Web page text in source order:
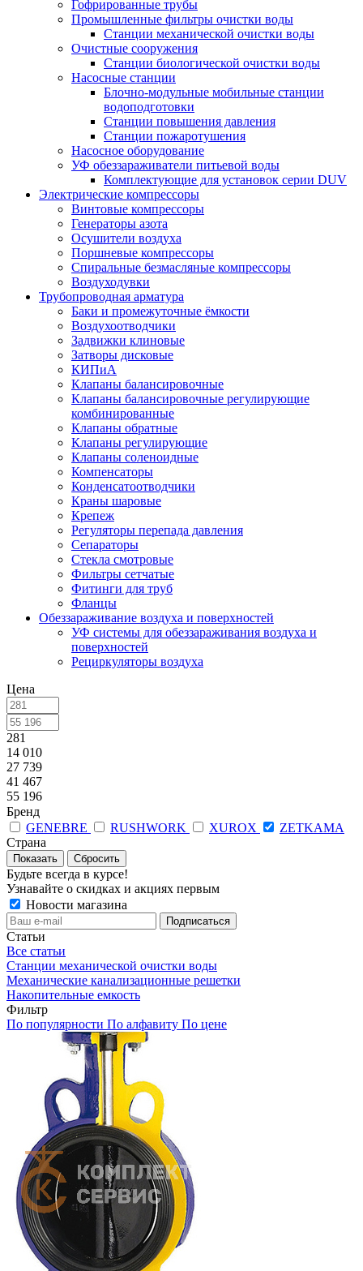
Гофрированные трубы
Промышленные фильтры очистки воды
Станции механической очистки воды
Очистные сооружения
Станции биологической очистки воды
Насосные станции
Блочно-модульные мобильные станции
водоподготовки
Станции повышения давления
Станции пожаротушения
Насосное оборудование
УФ обеззараживатели питьевой воды
Комплектующие для установок серии DUV
Электрические компрессоры
Винтовые компрессоры
Генераторы азота
Осушители воздуха
Поршневые компрессоры
Спиральные безмасляные компрессоры
Воздуходувки
Трубопроводная арматура
Баки и промежуточные ёмкости
Воздухоотводчики
Задвижки клиновые
Затворы дисковые
КИПиА
Клапаны балансировочные
Клапаны балансировочные регулирующие
комбинированные
Клапаны обратные
Клапаны регулирующие
Клапаны соленоидные
Компенсаторы
Конденсатоотводчики
Краны шаровые
Крепеж
Регуляторы перепада давления
Сепараторы
Стекла смотровые
Фильтры сетчатые
Фитинги для труб
Фланцы
Обеззараживание воздуха и поверхностей
УФ системы для обеззараживания воздуха и
поверхностей
Рециркуляторы воздуха
Цена
281
14 010
27 739
41 467
55 196
Бренд
GENEBRE
RUSHWORK XUROX
ZETKAMA
Страна
Сбросить
Будьте всегда в курсе!
Узнавайте о скидках и акциях первым
Новости магазина
Статьи
Все статьи
Станции механической очистки воды
Механические канализационные решетки
Накопительные емкость
Фильтр
По популярности По алфавиту По цене